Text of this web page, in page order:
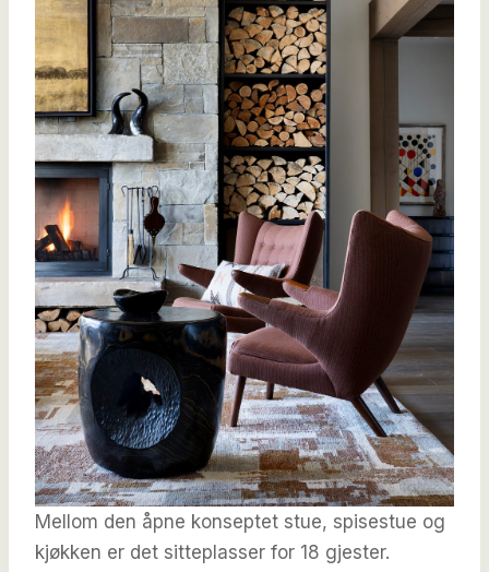
Mellom den åpne konseptet stue, spisestue og
kjøkken er det sitteplasser for 18 gjester.